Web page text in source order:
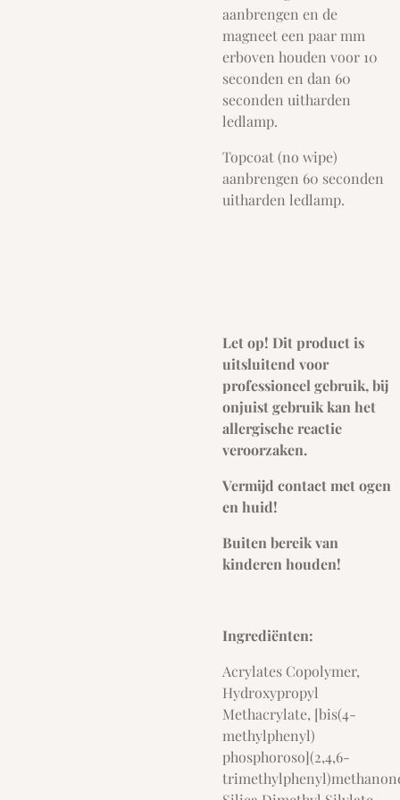
aanbrengen en de
magneet een paar mm
erboven houden voor 10
seconden en dan 60
seconden uitharden
ledlamp.
Topcoat (no wipe)
aanbrengen 60 seconden
uitharden ledlamp.
Let op! Dit product is
uitsluitend voor
professioneel gebruik, bij
onjuist gebruik kan het
allergische reactie
veroorzaken.
Vermijd contact met ogen
en huid!
Buiten bereik van
kinderen houden!
Ingrediënten:
Acrylates Copolymer,
Hydroxypropyl
Methacrylate, [bis(4-
methylphenyl)
phosphoroso](2,4,6-